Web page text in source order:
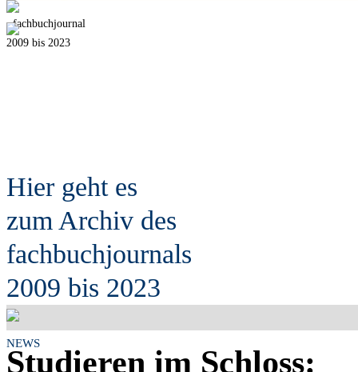
fachbuchjournal
2009 bis 2023
Hier geht es
zum Archiv des
fachbuchjournals
2009 bis 2023
NEWS
Studieren im Schloss: